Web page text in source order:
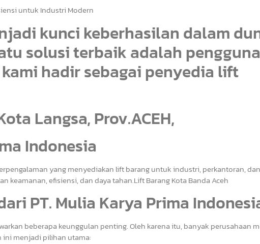
untuk Industri Modern
kunci keberhasilan dalam
solusi terbaik adalah
hadir sebagai penyedia lift
Langsa, Prov.ACEH,
Indonesia
yang menyediakan lift barang untuk industri, perkantoran, dan
keamanan, efisiensi, dan daya tahan.Lift Barang Kota Banda Aceh
PT. Mulia Karya Prima
beberapa keunggulan penting. Oleh karena itu, banyak perusahaan
ini menjadi pilihan utama: